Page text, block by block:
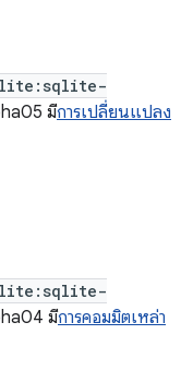
มีการเปลี่ยนแปลง
มีการคอมมิตเหล่า